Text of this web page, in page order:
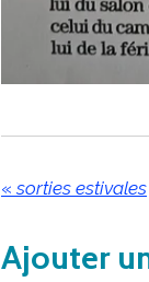
« sorties estivales
Ajouter